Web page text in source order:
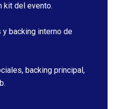
kit del evento.
y backing interno de
backing principal,